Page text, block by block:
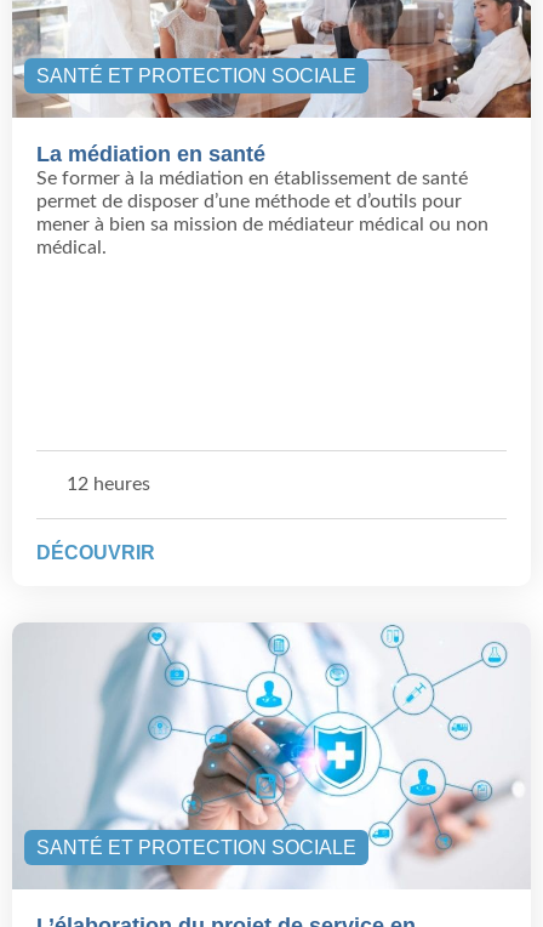
SANTÉ ET PROTECTION SOCIALE
La médiation en santé
Se former à la médiation en établissement de santé
permet de disposer d’une méthode et d’outils pour
mener à bien sa mission de médiateur médical ou non
médical.
12 heures
DÉCOUVRIR
SANTÉ ET PROTECTION SOCIALE